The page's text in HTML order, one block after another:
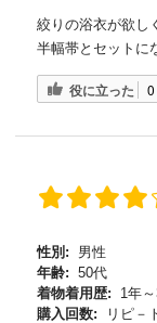
絞りの浴衣が欲し
半幅帯とセット
役に立った 0
性別:
男性
年齢: 50代
着物着用歴:
1年
購入回数:
リピ－